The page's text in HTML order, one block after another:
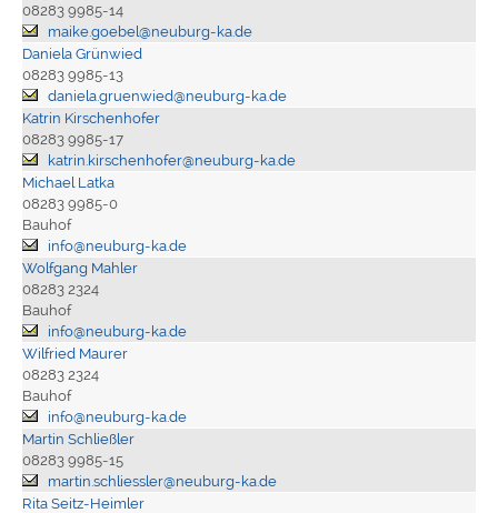
08283 9985-14
maike.goebel@neuburg-ka.de
Daniela Grünwied
08283 9985-13
daniela.gruenwied@neuburg-ka.de
Katrin Kirschenhofer
08283 9985-17
katrin.kirschenhofer@neuburg-ka.de
Michael Latka
08283 9985-0
Bauhof
info@neuburg-ka.de
Wolfgang Mahler
08283 2324
Bauhof
info@neuburg-ka.de
Wilfried Maurer
08283 2324
Bauhof
info@neuburg-ka.de
Martin Schließler
08283 9985-15
martin.schliessler@neuburg-ka.de
Rita Seitz-Heimler